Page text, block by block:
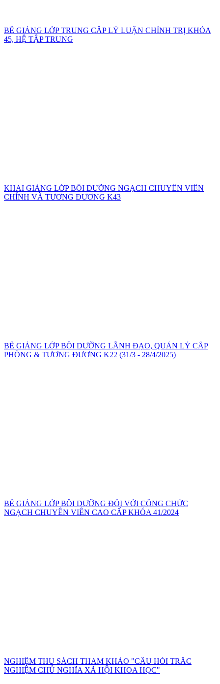
BẾ GIẢNG LỚP TRUNG CẤP LÝ LUẬN CHÍNH TRỊ KHÓA
45, HỆ TẬP TRUNG
KHAI GIẢNG LỚP BỒI DƯỠNG NGẠCH CHUYÊN VIÊN
CHÍNH VÀ TƯƠNG ĐƯƠNG K43
BẾ GIẢNG LỚP BỒI DƯỠNG LÃNH ĐẠO, QUẢN LÝ CẤP
PHÒNG & TƯƠNG ĐƯƠNG K22 (31/3 - 28/4/2025)
BẾ GIẢNG LỚP BỒI DƯỠNG ĐỐI VỚI CÔNG CHỨC
NGẠCH CHUYÊN VIÊN CAO CẤP KHÓA 41/2024
NGHIỆM THU SÁCH THAM KHẢO "CÂU HỎI TRẮC
NGHIỆM CHỦ NGHĨA XÃ HỘI KHOA HỌC"